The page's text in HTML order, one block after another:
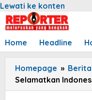
Lewati ke konten
Home Headline
Homepage » Berita
Selamatkan